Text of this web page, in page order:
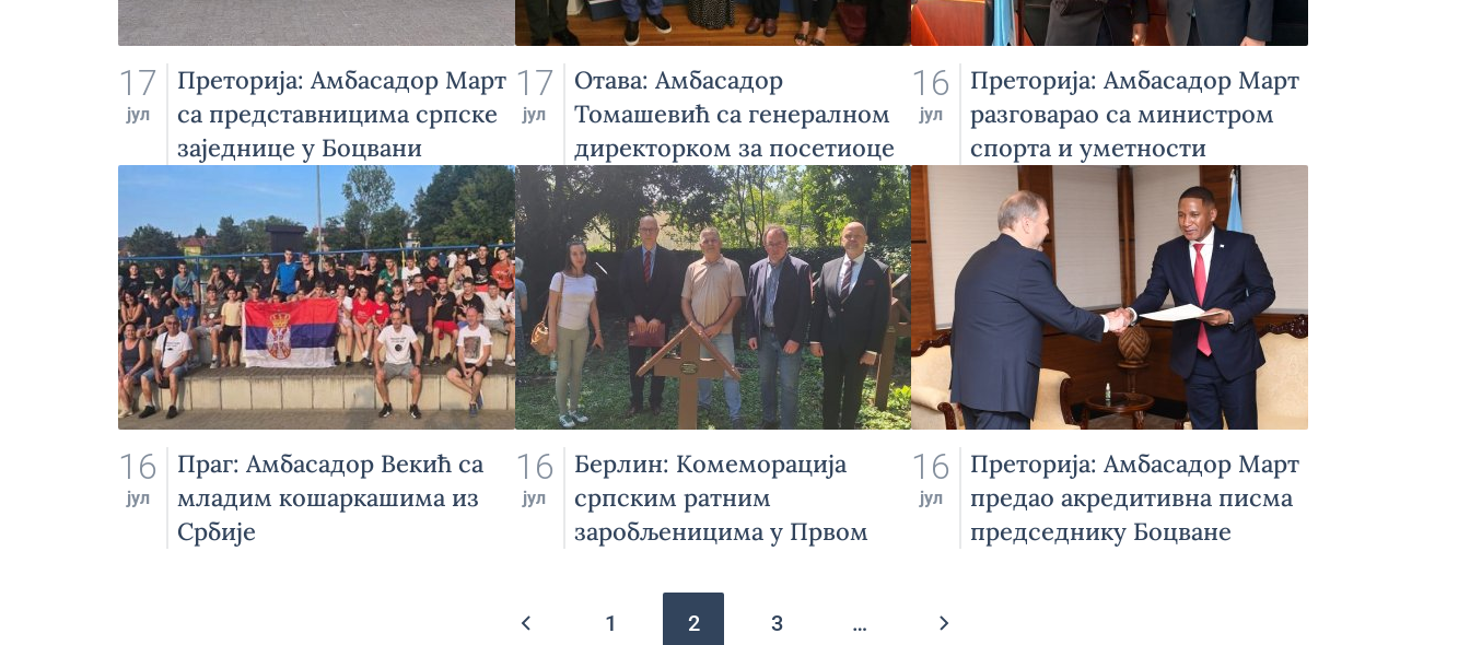
17
јул
Преторија: Амбасадор Март
са представницима српске
заједнице у Боцвани
17
јул
Отава: Амбасадор
Томашевић са генералном
директорком за посетиоце
и економске програме
Министарства за
имиграцију, избеглице и
држављанство Канаде
16
јул
Преторија: Амбасадор Март
разговарао са министром
спорта и уметности
Боцване
16
јул
Праг: Амбасадор Векић са
младим кошаркашима из
Србије
16
јул
Берлин: Комеморација
српским ратним
заробљеницима у Првом
16
јул
Преторија: Амбасадор Март
предао акредитивна писма
председнику Боцване
1 2 3 …